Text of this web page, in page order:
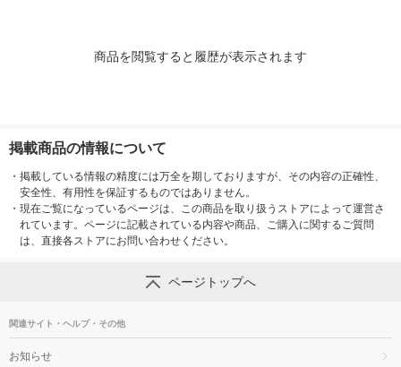
商品を閲覧すると履歴が表示されます
掲載商品の情報について
・ 掲載している情報の精度には万全を期しておりますが、その内容の正確性、
安全性、有用性を保証するものではありません。
・ 現在ご覧になっているページは、この商品を取り扱うストアによって運営さ
れています。ページに記載されている内容や商品、ご購入に関するご質問
は、直接各ストアにお問い合わせください。
ページトップへ
関連サイト・ヘルプ・その他
お知らせ